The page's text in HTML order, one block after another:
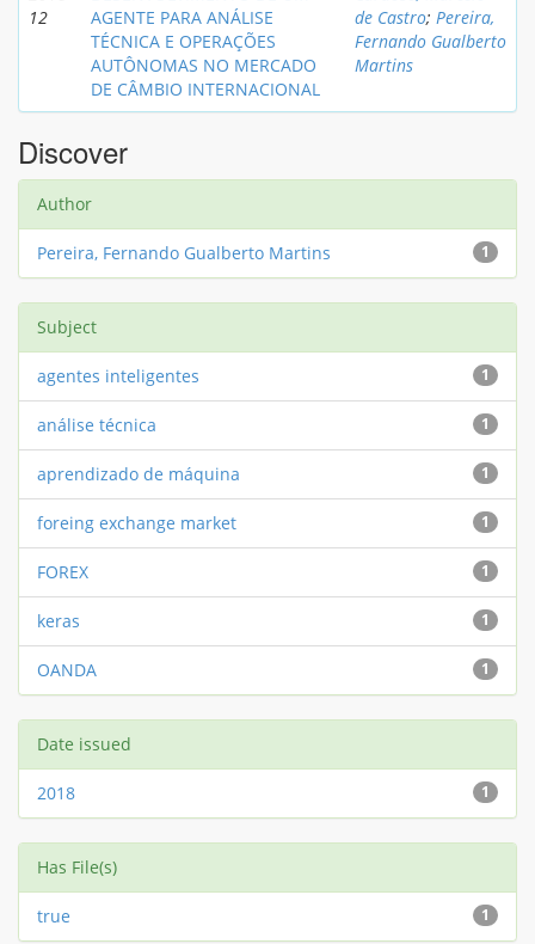
12
AGENTE PARA ANÁLISE
TÉCNICA E OPERAÇÕES
AUTÔNOMAS NO MERCADO
DE CÂMBIO INTERNACIONAL
de Castro; Pereira,
Fernando Gualberto
Martins
Discover
Author
1
Pereira, Fernando Gualberto Martins
Subject
1
agentes inteligentes
1
análise técnica
1
aprendizado de máquina
1
foreing exchange market
1
FOREX
1
keras
1
OANDA
Date issued
1
2018
Has File(s)
1
true